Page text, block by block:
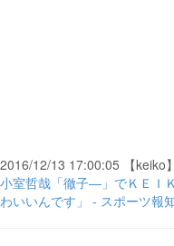
2016/12/13 17:00:05 【keiko】
小室哲哉「徹子―」でＫＥＩ
わいいんです」 - スポーツ報